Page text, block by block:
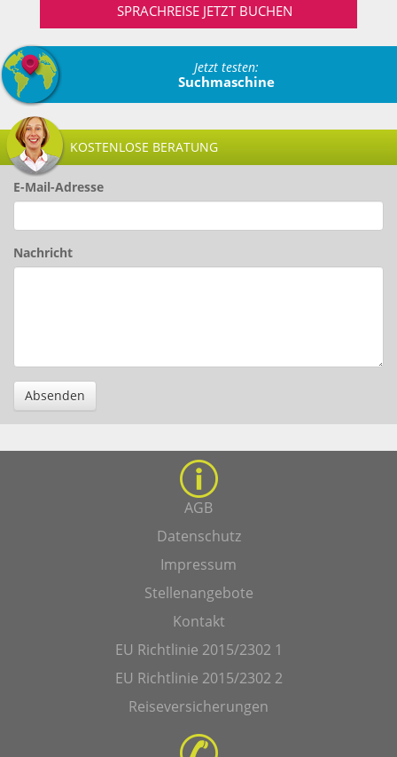
SPRACHREISE JETZT BUCHEN
Jetzt testen:
Suchmaschine
KOSTENLOSE BERATUNG
E-Mail-Adresse
Nachricht
Absenden
AGB
Datenschutz
Impressum
Stellenangebote
Kontakt
EU Richtlinie 2015/2302 1
EU Richtlinie 2015/2302 2
Reiseversicherungen